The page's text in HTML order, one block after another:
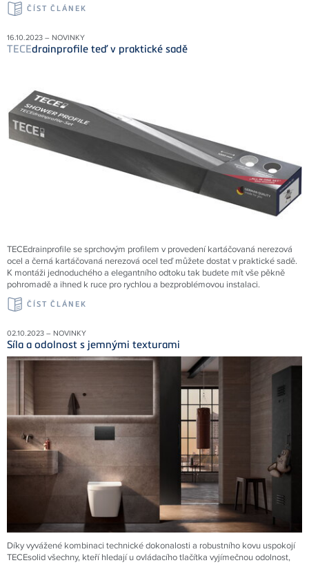
ČÍST ČLÁNEK
16.10.2023 – NOVINKY
TECEdrainprofile teď v praktické sadě
TECEdrainprofile se sprchovým profilem v provedení kartáčovaná nerezová
ocel a černá kartáčovaná nerezová ocel teď můžete dostat v praktické sadě.
K montáži jednoduchého a elegantního odtoku tak budete mít vše pěkně
pohromadě a ihned k ruce pro rychlou a bezproblémovou instalaci.
ČÍST ČLÁNEK
02.10.2023 – NOVINKY
Síla a odolnost s jemnými texturami
Díky vyvážené kombinaci technické dokonalosti a robustního kovu uspokojí
TECEsolid všechny, kteří hledají u ovládacího tlačítka vyjímečnou odolnost,